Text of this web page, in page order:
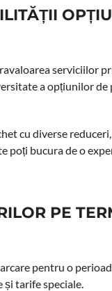
serviciilor
a opțiunilor
cu diverse
poți bucura de o
PE
pentru o
și tarife speciale.